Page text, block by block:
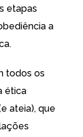
etapas
a
todos os
ética
ateia), que